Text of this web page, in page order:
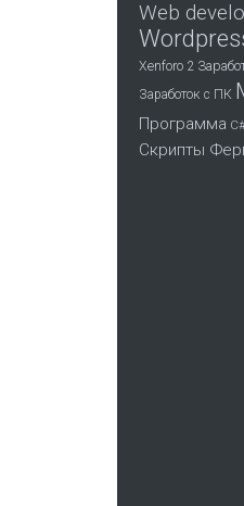
Web
Xenforo 2
Заработок с ПК
Программа
Скрипты